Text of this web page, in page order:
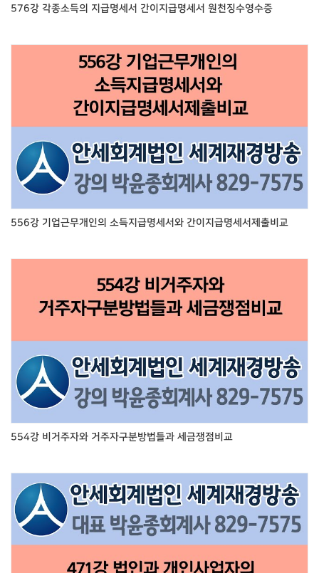
576강 각종소득의 지급명세서 간이지급명세서 원천징수영수증
556강 기업근무개인의 소득지급명세서와 간이지급명세서제출비교
554강 비거주자와 거주자구분방법들과 세금쟁점비교